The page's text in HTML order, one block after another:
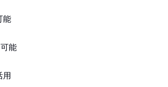
能
能
用